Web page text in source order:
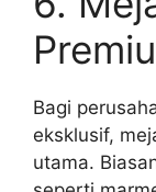
Bagi
eksklusif,
utama.